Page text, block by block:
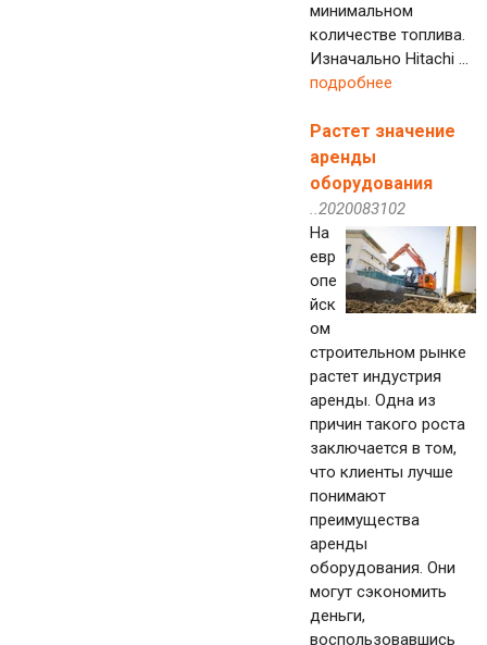
минимальном
количестве топлива.
Изначально Hitachi ...
подробнее
Растет значение
аренды
оборудования
..2020083102
На
евр
опе
йск
ом
строительном рынке
растет индустрия
аренды. Одна из
причин такого роста
заключается в том,
что клиенты лучше
понимают
преимущества
аренды
оборудования. Они
могут сэкономить
деньги,
воспользовавшись